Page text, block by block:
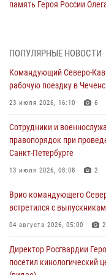
память Героя России
память товарищей,
06 августа 2026, 13:29 5
В Центральном округе
06 августа 2026, 13:24
Росгвардейцы задержали
Подмосковье (видео)
Росгвардейцы провели
«Гвардеец» в Пензе (видео)
В Курске росгвардейцы
ПОПУЛЯРНЫЕ НОВОСТИ
Командующий Северо-
рабочую поездку в
23 июля 2026, 16:10 6
Сотрудники и
правопорядок при
Санкт-Петербурге
13 июля 2026, 08:08 2
Врио командующего
встретился с
04 августа 2026, 05:00 2
Директор Росгвардии
посетил